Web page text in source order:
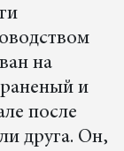
на
и
после
друга. Он,